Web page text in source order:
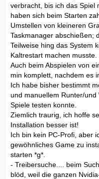
verbracht, bis ich das Spiel
haben sich beim Starten
Umstellen von kleineren
Taskmanager abschießen;
Teilweise hing das System
Kaltrestart machen musste.
Auch beim Abspielen von
min komplett, nachdem es
Ich habe bisher bestimmt
und manuellem Runter/
Spiele testen konnte.
Ziemlich traurig, ich hoffe
Installation besser ist!
Ich bin kein PC-Profi, aber
gewöhnliches Game zu
starten *g*.
- Treibersuche.... beim
blöd, weil die ganzen